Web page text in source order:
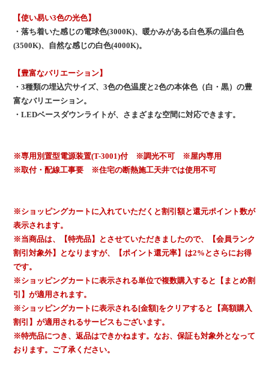
【使い易い3色の光色】
・落ち着いた感じの電球色(3000K)、暖かみがある白色系の温白色
(3500K)、自然な感じの白色(4000K)。
【豊富なバリエーション】
・3種類の埋込穴サイズ、3色の色温度と2色の本体色（白・黒）の豊
富なバリエーション。
・LEDベースダウンライトが、さまざまな空間に対応できます。
※専用別置型電源装置(T-3001)付 ※調光不可 ※屋内専用
※取付・配線工事要 ※住宅の断熱施工天井では使用不可
※ショッピングカートに入れていただくと割引額と還元ポイント数が
表示されます。
※当商品は、【特売品】とさせていただきましたので、【会員ランク
割引対象外】となりますが、【ポイント還元率】は2%とさらにお得
です。
※ショッピングカートに表示される単位で複数購入すると【まとめ割
引】が適用されます。
※ショッピングカートに表示される[金額]をクリアすると【高額購入
割引】が適用されるサービスもございます。
※特売品につき、返品はできかねます。なお、保証も対象外となって
おります。ご了承ください。